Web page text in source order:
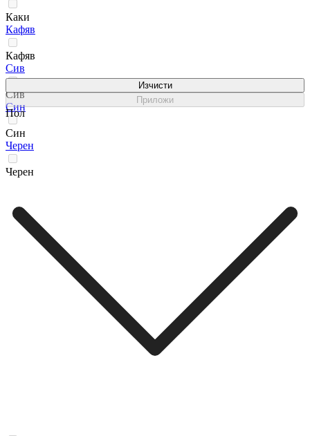
Каки
Кафяв
Кафяв
Сив
Сив
Син
Син
Черен
Черен
Изчисти
Приложи
Пол